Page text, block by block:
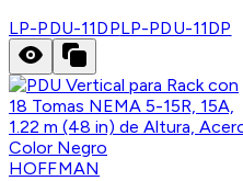
LP-PDU-11DPLP-PDU-11DP
HOFFMAN